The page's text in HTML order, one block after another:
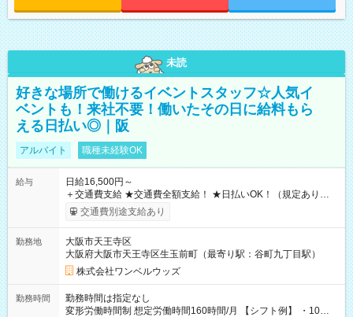
未読
好きな場所で働けるイベントスタッフ☆人気イ
ベントも！来社不要！働いたその日に給料もら
える日払い◎｜阪
アルバイト 職種未経験OK
給与
日給16,500円～
＋交通費支給 ★交通費全額支給！ ★日払いOK！（規定あり） ┗
働いたその日に現金GET♪ お仕事後はコンビニATMから 日払
交通費別途支給あり
勤務地
大阪市天王寺区
大阪府大阪市天王寺区生玉前町（最寄り駅：谷町九丁目駅）
株式会社ワンベルウッズ
勤務時間
勤務時間は指定なし
変形労働時間制 想定労働時間160時間/月 【シフト例】 ・10：